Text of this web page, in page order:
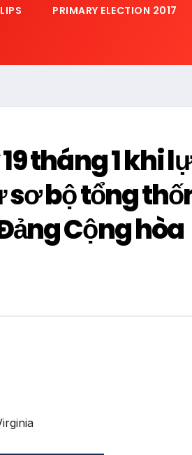
PRIMARY ELECTION 2017
tháng 1 khi
sơ bộ tổng
Cộng hòa